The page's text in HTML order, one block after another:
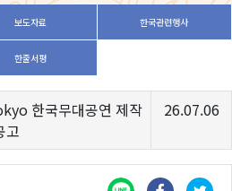
보도자료 한국관련행사
한줄서평
한국무대공연 제작
고
26.07.06